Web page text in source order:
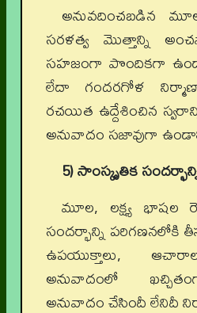
అనువదించబడిన
సరళత్వ మొత్తాన్ని
సహజంగా పొందికగా
లేదా గందరగోళ
రచయిత ఉద్దేశించిన
అనువాదం సజావుగా
5) సాంస్కృతిక
మూల, లక్ష్య భాషల
సందర్భాన్ని పరిగణనలోకి
ఉపయుక్తాలు,
అనువాదంలో
అనువాదం చేసిందీ లేనిదీ